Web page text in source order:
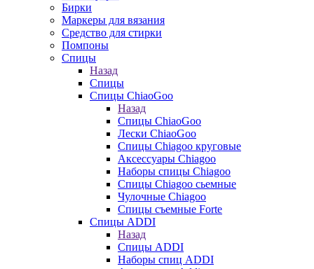
Бирки
Маркеры для вязания
Средство для стирки
Помпоны
Спицы
Назад
Спицы
Спицы ChiaoGoo
Назад
Спицы ChiaoGoo
Лески ChiaoGoo
Cпицы Сhiagoo круговые
Аксессуары Chiagoo
Наборы спицы Chiagoo
Спицы Chiagoo сьемные
Чулочные Chiagoo
Спицы съемные Forte
Спицы ADDI
Назад
Спицы ADDI
Наборы спиц ADDI